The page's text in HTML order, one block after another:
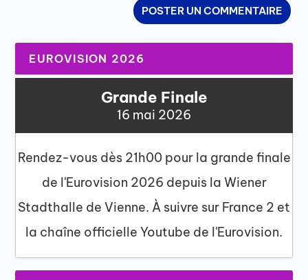
EUROVISION 2026
Grande Finale
16 mai 2026
Rendez-vous dès 21h00 pour la grande finale
de l'Eurovision 2026 depuis la Wiener
Stadthalle de Vienne. À suivre sur France 2 et
la chaîne officielle Youtube de l'Eurovision.